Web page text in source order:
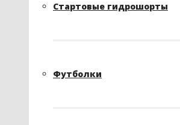
Стартовые гидрошорты
Футболки